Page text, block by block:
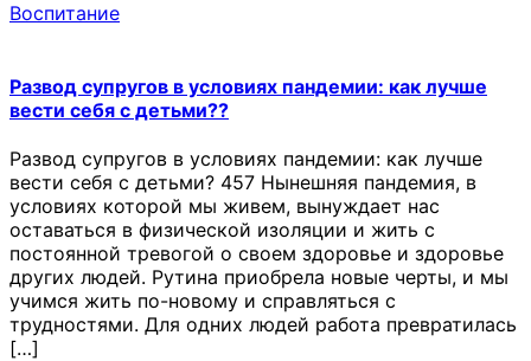
Воспитание
Развод супругов в условиях пандемии: как лучше
вести себя с детьми??
Развод супругов в условиях пандемии: как лучше
вести себя с детьми? 457 Нынешняя пандемия, в
условиях которой мы живем, вынуждает нас
оставаться в физической изоляции и жить с
постоянной тревогой о своем здоровье и здоровье
других людей. Рутина приобрела новые черты, и мы
учимся жить по-новому и справляться с
трудностями. Для одних людей работа превратилась
[…]